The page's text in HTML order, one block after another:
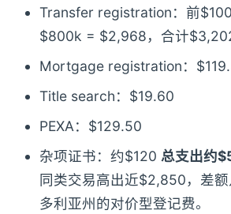
Transfer registration：前
$800k = $2,968，合计
Mortgage registration：
Title search：$19.60
PEXA：$129.50
杂项证书：约$120 总支出约
同类交易高出近$2,850，差
多利亚州的对价型登记费。